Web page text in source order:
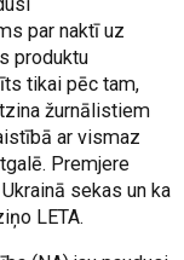
par naktī uz
produktu
tikai pēc tam,
žurnālistiem
ar vismaz
Premjere
sekas un ka
LETA.